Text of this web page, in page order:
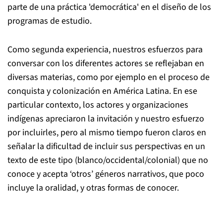
parte de una práctica 'democrática' en el diseño de los
programas de estudio.
Como segunda experiencia, nuestros esfuerzos para
conversar con los diferentes actores se reflejaban en
diversas materias, como por ejemplo en el proceso de
conquista y colonización en América Latina. En ese
particular contexto, los actores y organizaciones
indígenas apreciaron la invitación y nuestro esfuerzo
por incluirles, pero al mismo tiempo fueron claros en
señalar la dificultad de incluir sus perspectivas en un
texto de este tipo (blanco/occidental/colonial) que no
conoce y acepta ‘otros’ géneros narrativos, que poco
incluye la oralidad, y otras formas de conocer.